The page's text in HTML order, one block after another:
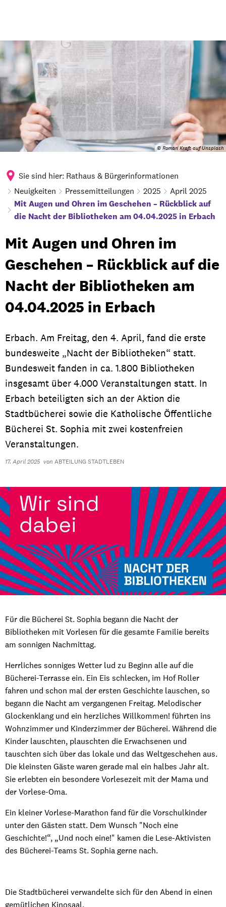
© Roman Kraft auf Unsplash
Sie sind hier: Rathaus & Bürgerinformationen
Neuigkeiten
Pressemitteilungen 2025 April 2025
Mit Augen und Ohren im Geschehen – Rückblick auf
die Nacht der Bibliotheken am 04.04.2025 in Erbach
Mit Augen und Ohren im
Geschehen – Rückblick auf die
Nacht der Bibliotheken am
04.04.2025 in Erbach
Erbach. Am Freitag, den 4. April, fand die erste
bundesweite „Nacht der Bibliotheken“ statt.
Bundesweit fanden in ca. 1.800 Bibliotheken
insgesamt über 4.000 Veranstaltungen statt. In
Erbach beteiligten sich an der Aktion die
Stadtbücherei sowie die Katholische Öffentliche
Bücherei St. Sophia mit zwei kostenfreien
Veranstaltungen.
17. April 2025 von ABTEILUNG STADTLEBEN
Für die Bücherei St. Sophia begann die Nacht der
Bibliotheken mit Vorlesen für die gesamte Familie bereits
am sonnigen Nachmittag.
Herrliches sonniges Wetter lud zu Beginn alle auf die
Bücherei-Terrasse ein. Ein Eis schlecken, im Hof Roller
fahren und schon mal der ersten Geschichte lauschen, so
begann die Nacht am vergangenen Freitag. Melodischer
Glockenklang und ein herzliches Willkommen! führten ins
Wohnzimmer und Kinderzimmer der Bücherei. Während die
Kinder lauschten, plauschten die Erwachsenen und
tauschten sich über das lokale und das Weltgeschehen aus.
Die kleinsten Gäste waren gerade mal ein halbes Jahr alt.
Sie erlebten ein besondere Vorlesezeit mit der Mama und
der Vorlese-Oma.
Ein kleiner Vorlese-Marathon fand für die Vorschulkinder
unter den Gästen statt. Dem Wunsch "Noch eine
Geschichte!“, „Und noch eine!" kamen die Lese-Aktivisten
des Bücherei-Teams St. Sophia gerne nach.
Die Stadtbücherei verwandelte sich für den Abend in einen
gemütlichen Kinosaal.